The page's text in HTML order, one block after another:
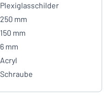
Plexiglasschilder
250 mm
150 mm
6 mm
Acryl
Schraube